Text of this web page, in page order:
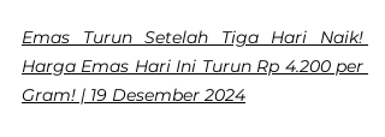
Emas Turun Setelah Tiga Hari Naik!
Harga Emas Hari Ini Turun Rp 4.200 per
Gram! | 19 Desember 2024